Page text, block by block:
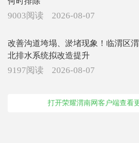
9003阅读 2026-08-07
改善沟道垮塌、淤堵现象！临渭区渭
北排水系统拟改造提升
9197阅读 2026-08-07
打开荣耀渭南网客户端查看